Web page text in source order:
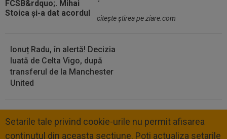
citeşte ştirea pe ziare.com
Ionuț Radu, în alertă! Decizia
luată de Celta Vigo, după
transferul de la Manchester
United
Setarile tale privind cookie-urile nu permit afisarea
continutul din aceasta sectiune. Poti actualiza setarile